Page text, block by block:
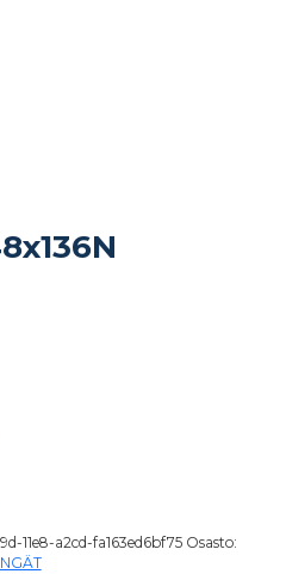
11e8-a2cd-fa163ed6bf75 Osasto: